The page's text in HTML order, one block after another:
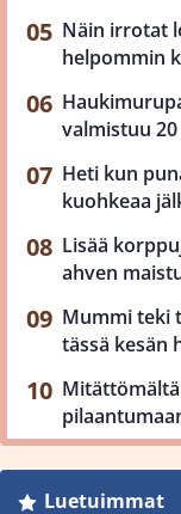
Näin irrotat
helpommin
valmistuu
Heti kun
kuohkeaa
Lisää
ahven
Mummi teki
tässä kesän
Luetuimmat